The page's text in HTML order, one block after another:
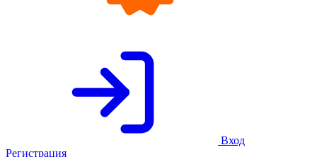
Вход
Регистрация